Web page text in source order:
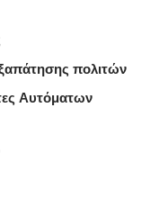
πολιτών
Αυτόματων